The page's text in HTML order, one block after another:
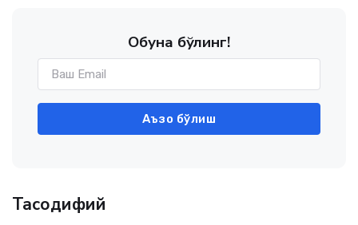
Обуна бўлинг!
Аъзо бўлиш
Тасодифий